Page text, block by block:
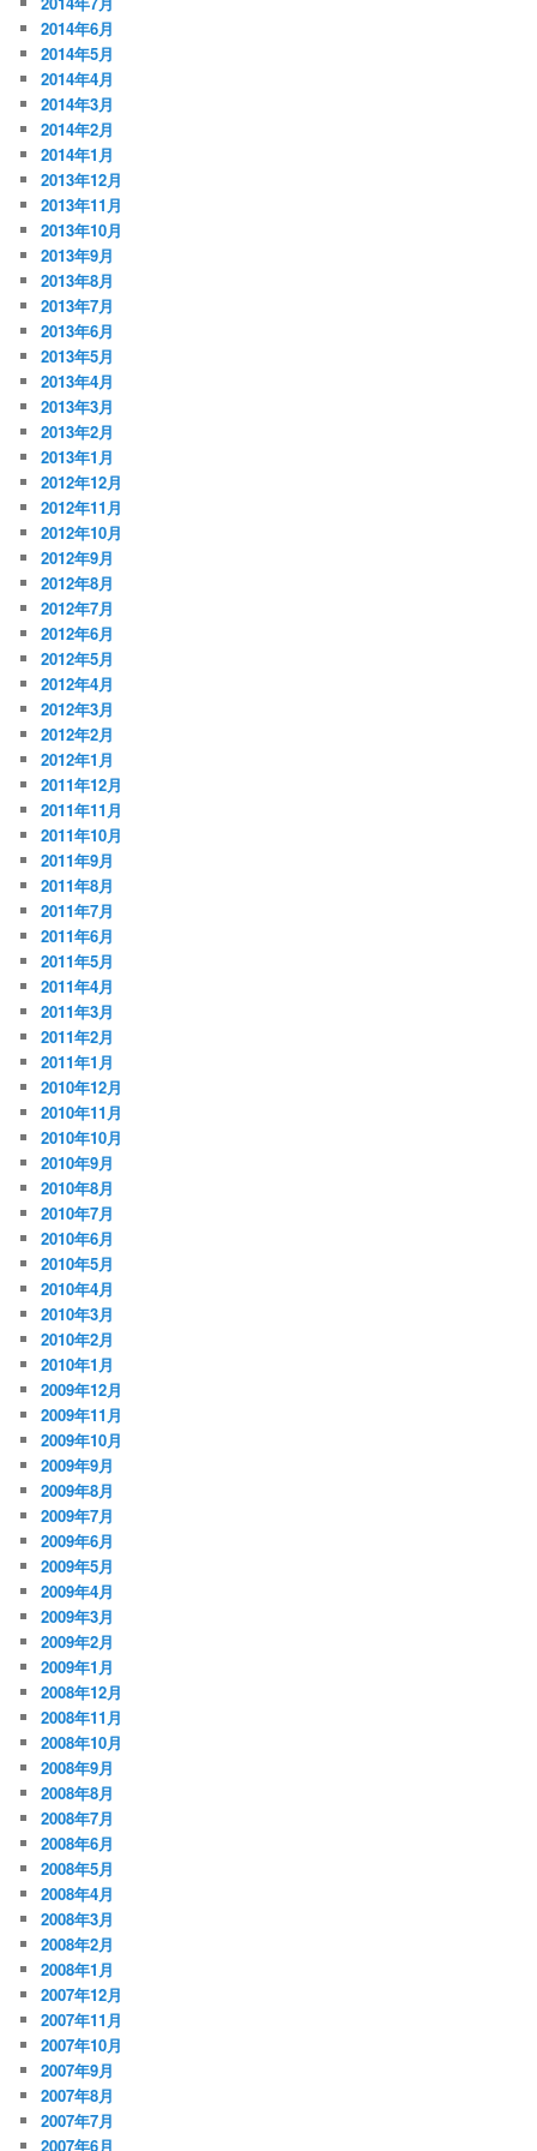
2014年6月
2014年5月
2014年4月
2014年3月
2014年2月
2014年1月
2013年12月
2013年11月
2013年10月
2013年9月
2013年8月
2013年7月
2013年6月
2013年5月
2013年4月
2013年3月
2013年2月
2013年1月
2012年12月
2012年11月
2012年10月
2012年9月
2012年8月
2012年7月
2012年6月
2012年5月
2012年4月
2012年3月
2012年2月
2012年1月
2011年12月
2011年11月
2011年10月
2011年9月
2011年8月
2011年7月
2011年6月
2011年5月
2011年4月
2011年3月
2011年2月
2011年1月
2010年12月
2010年11月
2010年10月
2010年9月
2010年8月
2010年7月
2010年6月
2010年5月
2010年4月
2010年3月
2010年2月
2010年1月
2009年12月
2009年11月
2009年10月
2009年9月
2009年8月
2009年7月
2009年6月
2009年5月
2009年4月
2009年3月
2009年2月
2009年1月
2008年12月
2008年11月
2008年10月
2008年9月
2008年8月
2008年7月
2008年6月
2008年5月
2008年4月
2008年3月
2008年2月
2008年1月
2007年12月
2007年11月
2007年10月
2007年9月
2007年8月
2007年7月
2007年6月